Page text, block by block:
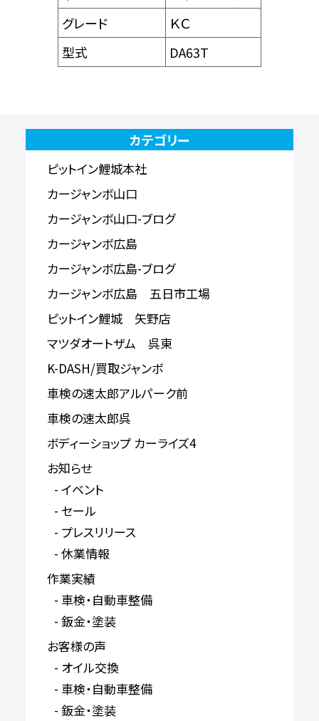
グレード
ＫＣ
型式
DA63T
カテゴリー
ピットイン鯉城本社
カージャンボ山口
カージャンボ山口-ブログ
カージャンボ広島
カージャンボ広島-ブログ
カージャンボ広島 五日市工場
ピットイン鯉城 矢野店
マツダオートザム 呉東
K-DASH/買取ジャンボ
車検の速太郎アルパーク前
車検の速太郎呉
ボディーショップ カーライズ4
お知らせ
イベント
セール
プレスリリース
休業情報
作業実績
車検・自動車整備
鈑金・塗装
お客様の声
オイル交換
車検・自動車整備
鈑金・塗装